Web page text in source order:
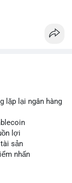
giao dịch này:
vào một giao
hưởng đến tâm
lạnh, đây là tín
dõi sát địa
Đừng vội hành
đơn lẻ;
xu hướng
lặp lại ngân hàng
lợi
sản
nhấn